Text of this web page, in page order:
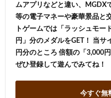
ムアプリなどと違い、MGDX
等の電子マネーや豪華景品と
トゲームでは「ラッシュモー
円」分のメダルをGET！ 当
円分のところ 倍額の「3,000
ぜひ登録して遊んでみてね！
今すぐ無